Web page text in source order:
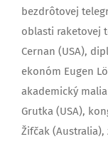
bezdrôtovej
oblasti raketovej
Cernan (USA),
ekonóm Eugen
akademický
Grutka (USA),
Žifčak (Australia),